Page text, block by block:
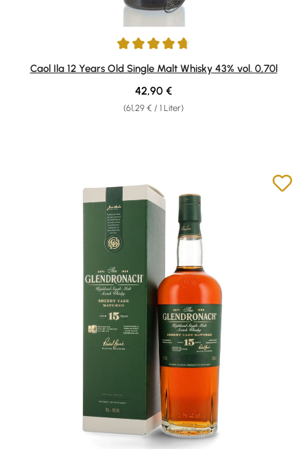
Durchschnittliche Bewertung von 4.83 von 5 Sternen
Caol Ila 12 Years Old Single Malt Whisky 43% vol. 0,70l
(61,29 € / 1 Liter)
Regulärer Preis:
42,90 €